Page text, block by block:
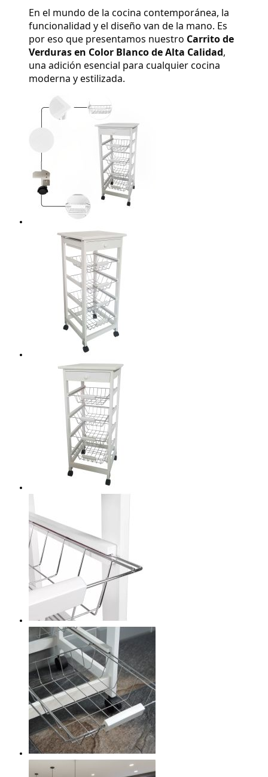
En el mundo de la cocina contemporánea, la
funcionalidad y el diseño van de la mano. Es
por eso que presentamos nuestro Carrito de
Verduras en Color Blanco de Alta Calidad,
una adición esencial para cualquier cocina
moderna y estilizada.